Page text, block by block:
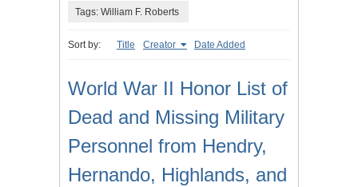
Tags: William F. Roberts
Sort by: Title Creator Date Added
World War II Honor List of
Dead and Missing Military
Personnel from Hendry,
Hernando, Highlands, and